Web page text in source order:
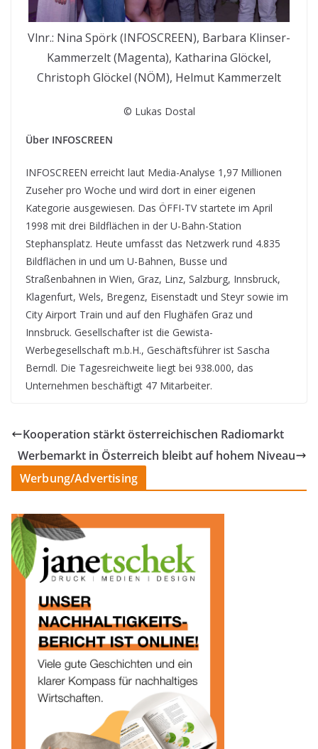
Vlnr.: Nina Spörk (INFOSCREEN), Barbara Klinser-
Kammerzelt (Magenta), Katharina Glöckel,
Christoph Glöckel (NÖM), Helmut Kammerzelt
© Lukas Dostal
Über INFOSCREEN
INFOSCREEN erreicht laut Media-Analyse 1,97 Millionen
Zuseher pro Woche und wird dort in einer eigenen
Kategorie ausgewiesen. Das ÖFFI-TV startete im April
1998 mit drei Bildflächen in der U-Bahn-Station
Stephansplatz. Heute umfasst das Netzwerk rund 4.835
Bildflächen in und um U-Bahnen, Busse und
Straßenbahnen in Wien, Graz, Linz, Salzburg, Innsbruck,
Klagenfurt, Wels, Bregenz, Eisenstadt und Steyr sowie im
City Airport Train und auf den Flughäfen Graz und
Innsbruck. Gesellschafter ist die Gewista-
Werbegesellschaft m.b.H., Geschäftsführer ist Sascha
Berndl. Die Tagesreichweite liegt bei 938.000, das
Unternehmen beschäftigt 47 Mitarbeiter.
Kooperation stärkt österreichischen Radiomarkt
Werbemarkt in Österreich bleibt auf hohem Niveau
Werbung/Advertising